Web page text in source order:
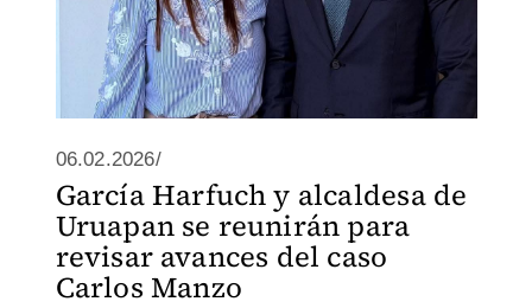
06.02.2026/
García Harfuch y alcaldesa de
Uruapan se reunirán para
revisar avances del caso
Carlos Manzo